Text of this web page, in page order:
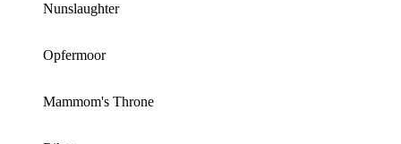
Nunslaughter
Opfermoor
Mammom's Throne